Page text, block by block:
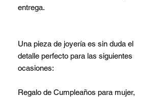
entrega.
Una pieza de joyería es sin duda el
detalle perfecto para las siguientes
ocasiones:
Regalo de Cumpleaños para mujer,